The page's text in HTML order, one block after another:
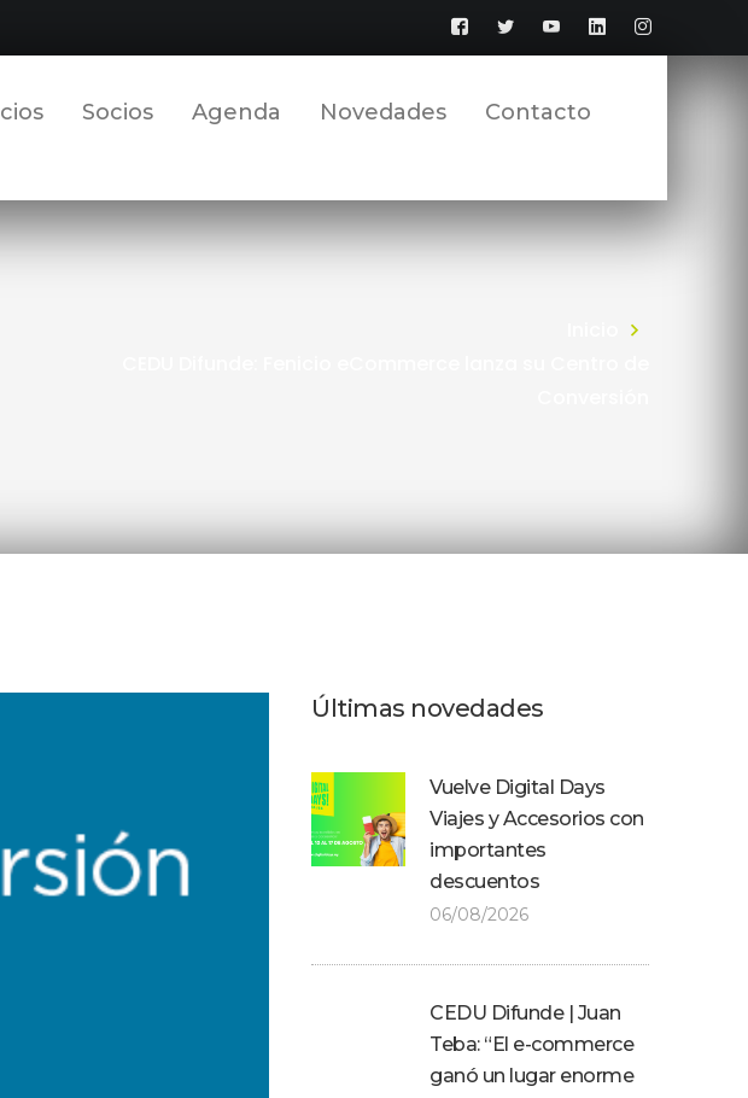
Facebook
Perfil
Twitter
Perfil
YouTube
Perfil
LinkedIn
PerfilPerfil
Socios Agenda Novedades Contacto
Últimas novedades
Vuelve Digital Days
Viajes y Accesorios con
importantes
descuentos
06/08/2026
CEDU Difunde | Juan
Teba: “El e-commerce
ganó un lugar enorme